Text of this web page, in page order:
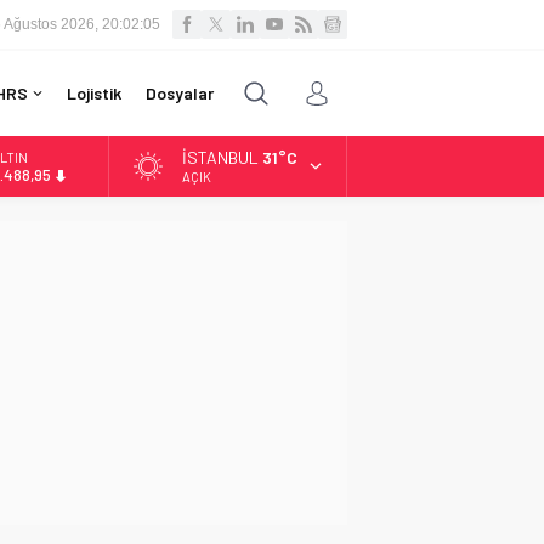
Ağustos 2026, 20:02:06
Lojistik Dosyalar
İSTANBUL 31°C
AÇIK